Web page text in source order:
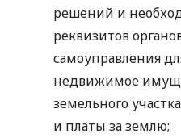
решений и
реквизитов
самоуправления
недвижимое
земельного
и платы за землю;